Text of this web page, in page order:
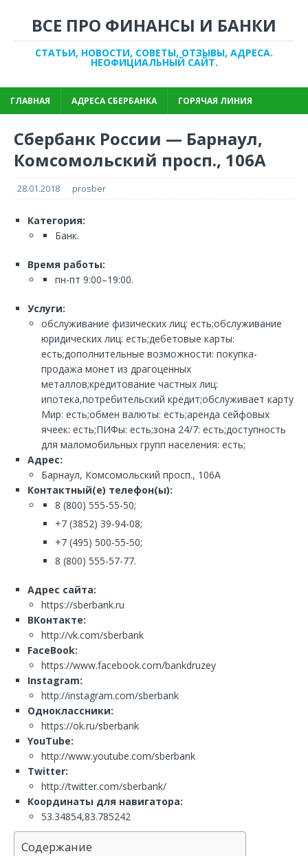
ВСЕ ПРО ФИНАНСЫ И БАНКИ
СТАТЬИ, НОВОСТИ, СОВЕТЫ, ОТЗЫВЫ, АДРЕСА.
НЕОФИЦИАЛЬНЫЙ САЙТ.
ГЛАВНАЯ АДРЕСА СБЕРБАНКА ГОРЯЧАЯ ЛИНИЯ
Сбербанк России — Барнаул,
Комсомольский просп., 106А
28.01.2018 prosber
Категория:
Банк.
Время работы:
пн-пт 9:00–19:00.
Услуги:
обслуживание физических лиц: есть;обслуживание
юридических лиц: есть;дебетовые карты:
есть;дополнительные возможности: покупка-
продажа монет из драгоценных
металлов;кредитование частных лиц:
ипотека,потребительский кредит;обслуживает карту
Мир: есть;обмен валюты: есть;аренда сейфовых
ячеек: есть;ПИФы: есть;зона 24/7: есть;доступность
для маломобильных групп населения: есть;
Адрес:
Барнаул, Комсомольский просп., 106А
Контактный(е) телефон(ы):
8 (800) 555-55-50;
+7 (3852) 39-94-08;
+7 (495) 500-55-50;
8 (800) 555-57-77.
Адрес сайта:
https://sberbank.ru
ВКонтакте:
http://vk.com/sberbank
FaceBook:
https://www.facebook.com/bankdruzey
Instagram:
http://instagram.com/sberbank
Одноклассники:
https://ok.ru/sberbank
YouTube:
http://www.youtube.com/sberbank
Twitter:
http://twitter.com/sberbank/
Координаты для навигатора:
53.34854,83.785242
Содержание